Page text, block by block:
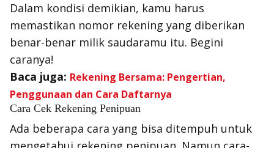
Dalam kondisi demikian, kamu harus
memastikan nomor rekening yang diberikan
benar-benar milik saudaramu itu. Begini
caranya!
Baca juga: Rekening Bersama: Pengertian,
Penggunaan dan Cara Daftarnya
Cara Cek Rekening Penipuan
Ada beberapa cara yang bisa ditempuh untuk